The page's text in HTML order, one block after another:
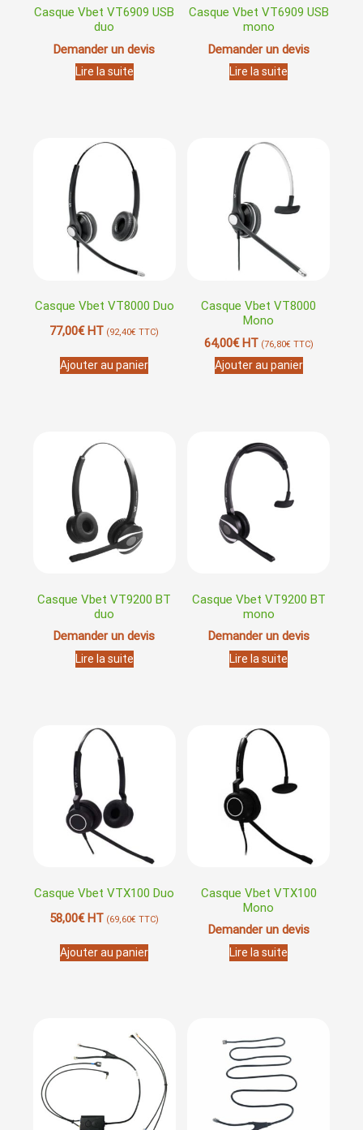
Casque Vbet VT6909 USB
duo
Demander un devis
Lire la suite
Casque Vbet VT6909 USB
mono
Demander un devis
Lire la suite
Casque Vbet VT8000 Duo
77,00€HT (92,40€ TTC)
Ajouter au panier
Casque Vbet VT8000
Mono
64,00€HT (76,80€TTC)
Ajouter au panier
Casque Vbet VT9200 BT
duo
Demander un devis
Lire la suite
Casque Vbet VT9200 BT
mono
Demander un devis
Lire la suite
Casque Vbet VTX100 Duo
58,00€HT (69,60€ TTC)
Ajouter au panier
Casque Vbet VTX100
Mono
Demander un devis
Lire la suite